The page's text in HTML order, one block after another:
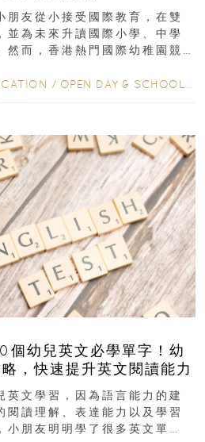
朋友從小接受國際教育，在雙
並為未來升讀國際小學、中學
然而，香港熱門國際幼稚園競
/ OPEN DAY & SCHOOL EVENTS
個幼兒英文必學單字！幼
，快速提升英文閱讀能力
英文學習，因為語言能力的建
閱讀理解、表達能力以及學習
小朋友明明學了很多英文單